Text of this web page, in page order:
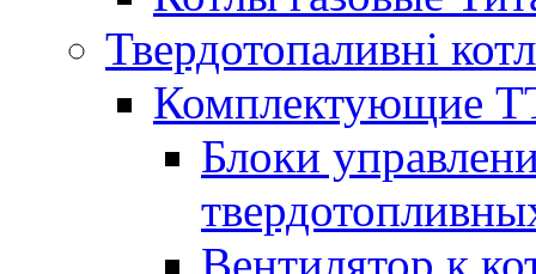
Твердотопаливні
Комплектующие
Блоки
Вентилятор к